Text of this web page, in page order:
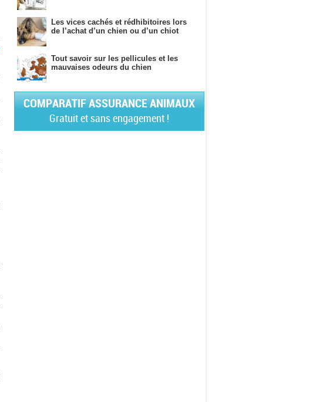
Les vices cachés et rédhibitoires lors
de l’achat d’un chien ou d’un chiot
Tout savoir sur les pellicules et les
mauvaises odeurs du chien
COMPARATIF ASSURANCE ANIMAUX
Gratuit et sans engagement !